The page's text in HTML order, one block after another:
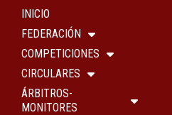
INICIO
FEDERACIÓN
COMPETICIONES
CIRCULARES
ÁRBITROS-
MONITORES